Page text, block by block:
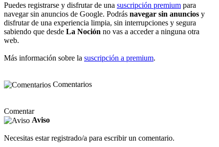
Puedes registrarse y disfrutar de una suscripción premium para
navegar sin anuncios de Google. Podrás navegar sin anuncios y
disfrutar de una experiencia limpia, sin interrupciones y segura
sabiendo que desde La Noción no vas a acceder a ninguna otra
web.
Más información sobre la suscripción a premium.
Comentarios
Comentar
Aviso
Necesitas estar registrado/a para escribir un comentario.